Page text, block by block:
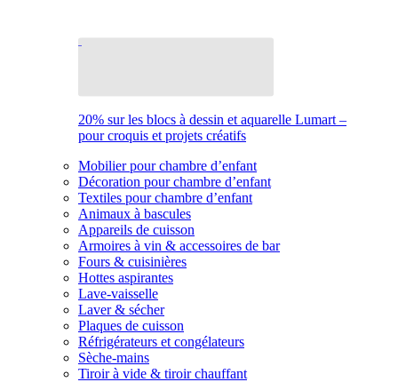
20% sur les blocs à dessin et aquarelle Lumart –
pour croquis et projets créatifs
Mobilier pour chambre d’enfant
Décoration pour chambre d’enfant
Textiles pour chambre d’enfant
Animaux à bascules
Appareils de cuisson
Armoires à vin & accessoires de bar
Fours & cuisinières
Hottes aspirantes
Lave-vaisselle
Laver & sécher
Plaques de cuisson
Réfrigérateurs et congélateurs
Sèche-mains
Tiroir à vide & tiroir chauffant